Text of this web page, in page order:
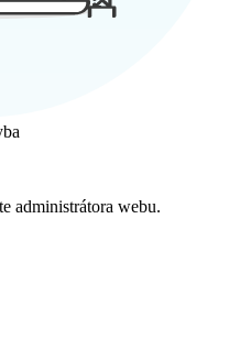
administrátora webu.